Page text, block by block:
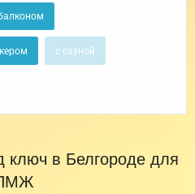
с сауной
ключ в Белгороде для